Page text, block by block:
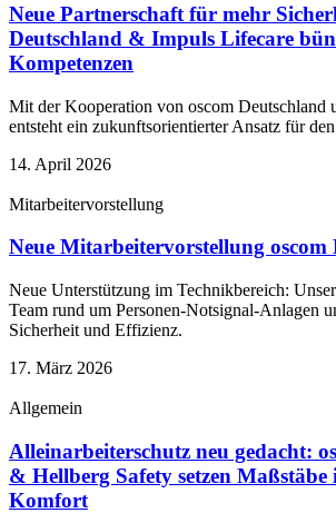
Neue Partnerschaft für mehr
Deutschland & Impuls Lifecare
Kompetenzen
Mit der Kooperation von oscom Deutschland
entsteht ein zukunftsorientierter Ansatz für
14. April 2026
Mitarbeitervorstellung
Neue Mitarbeitervorstellung oscom
Neue Unterstützung im Technikbereich:
Team rund um Personen-Notsignal-Anlagen
Sicherheit und Effizienz.
17. März 2026
Allgemein
Alleinarbeiterschutz neu gedacht:
& Hellberg Safety setzen
Komfort